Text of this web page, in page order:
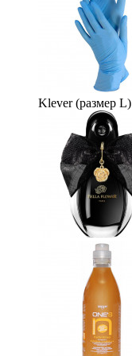
Klever (размер L)